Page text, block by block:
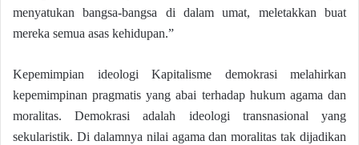
menyatukan bangsa-bangsa di dalam umat, meletakkan buat
mereka semua asas kehidupan.”
Kepemimpian ideologi Kapitalisme demokrasi melahirkan
kepemimpinan pragmatis yang abai terhadap hukum agama dan
moralitas. Demokrasi adalah ideologi transnasional yang
sekularistik. Di dalamnya nilai agama dan moralitas tak dijadikan